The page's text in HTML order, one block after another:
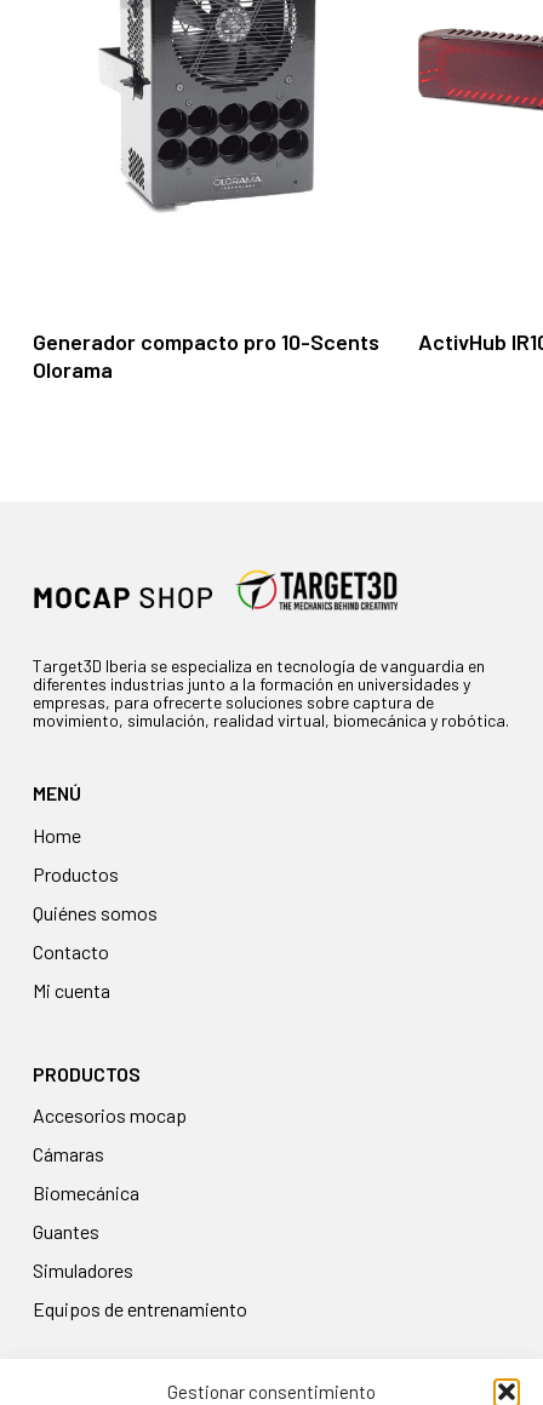
Gestionar consentimiento
Generador compacto pro 10-Scents
Olorama
ActivHub
Target3D Iberia se especializa en tecnología de vanguardia en
diferentes industrias junto a la formación en universidades y
empresas, para ofrecerte soluciones sobre captura de
movimiento, simulación, realidad virtual, biomecánica y robótica.
MENÚ
Home
Productos
Quiénes somos
Contacto
Mi cuenta
PRODUCTOS
accesorios mocap
cámaras
biomecánica
guantes
simuladores
equipos de entrenamiento